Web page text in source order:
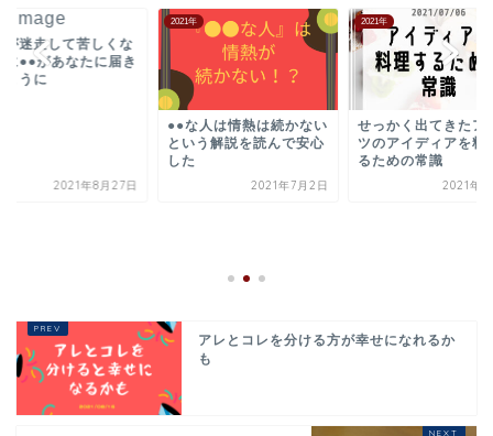
が迷走して苦しくな
に●●があなたに届き
ように
2021年8月27日
2021年
●●な人は情熱は続かない
という解説を読んで安心
した
2021年7月2日
2021年
せっかく出てきたア
ツのアイディアを料
るための常識
2021年7
アレとコレを分ける方が幸せになれるか
も